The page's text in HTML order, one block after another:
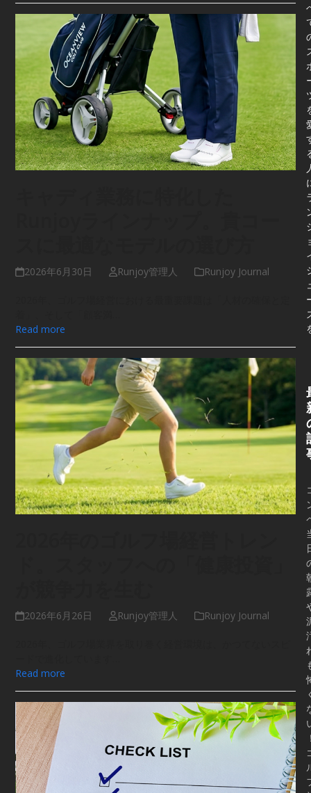
2026年6月30日 Runjoy管理人 Runjoy Journal
Read more
2026年6月26日 Runjoy管理人 Runjoy Journal
Read more